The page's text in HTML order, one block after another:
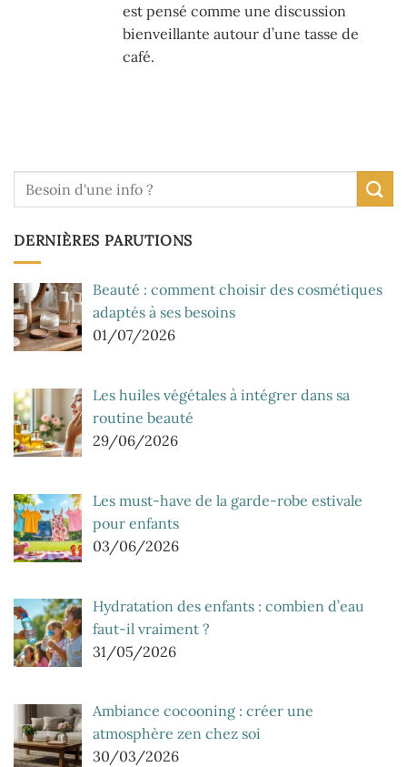
est pensé comme une discussion
bienveillante autour d’une tasse de
café.
DERNIÈRES PARUTIONS
Beauté : comment choisir des cosmétiques
adaptés à ses besoins
01/07/2026
Les huiles végétales à intégrer dans sa
routine beauté
29/06/2026
Les must-have de la garde-robe estivale
pour enfants
03/06/2026
Hydratation des enfants : combien d’eau
faut-il vraiment ?
31/05/2026
Ambiance cocooning : créer une
atmosphère zen chez soi
30/03/2026